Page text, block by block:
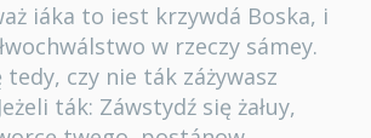
iáka to iest krzywdá Boska, i
w rzeczy sámey.
tedy, czy nie ták záżywasz
ták: Záwstydź się żałuy,